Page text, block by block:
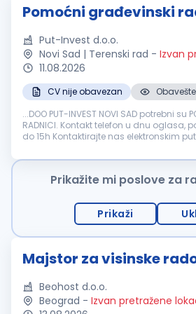
Pomoćni građevinski
Put-Invest d.o.o.
Novi Sad | Terenski rad - Izvan
11.08.2026
CV nije obavezan
...DOO PUT-INVEST NOVI SAD potrebni su
RADNICI. Kontakt telefon u dnu oglasa,
do 15h Kontaktirajte nas elektronskim
Prikažite mi poslove za
Prikaži
Majstor za visinske
Beohost d.o.o.
Beograd - Izvan pretražene